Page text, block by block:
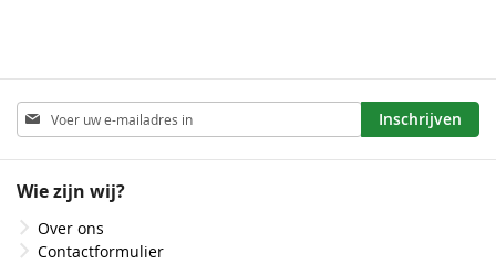
Abonneer
u
op
nieuwsbrief
Inschrijven
Wie zijn wij?
Over ons
Contactformulier